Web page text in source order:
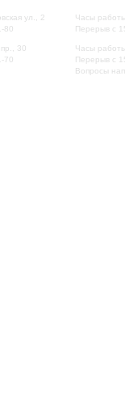
ул., 2
80
30
70
Часы
Перерыв с
Часы
Перерыв с
Вопросы